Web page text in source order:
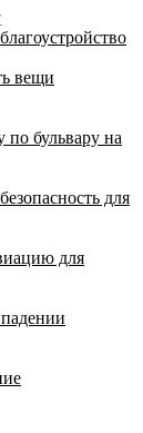
вещи
по бульвару на
для
для